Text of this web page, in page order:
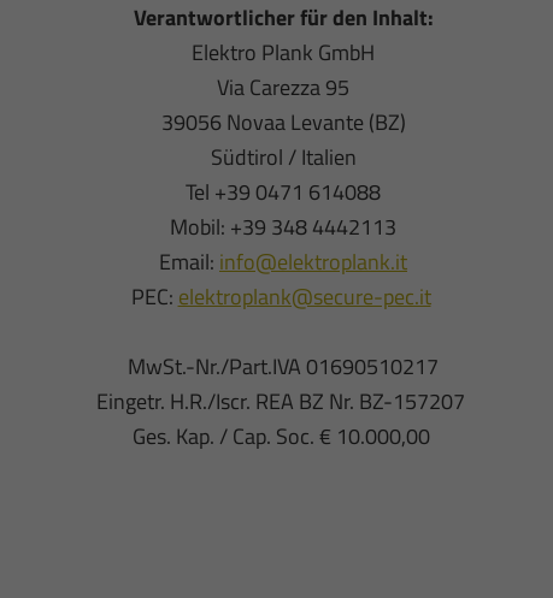
Verantwortlicher für den Inhalt:
Elektro Plank GmbH
Via Carezza 95
39056 Novaa Levante (BZ)
Südtirol / Italien
Tel +39 0471 614088
Mobil: +39 348 4442113
Email: info@elektroplank.it
PEC: elektroplank@secure-pec.it
MwSt.-Nr./Part.IVA 01690510217
Eingetr. H.R./Iscr. REA BZ Nr. BZ-157207
Ges. Kap. / Cap. Soc. € 10.000,00